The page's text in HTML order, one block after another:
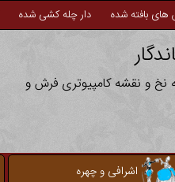
بافته شده دار چله کشی شده
نخ و نقشه کامپیوتری فرش و
اشرافی و چهره